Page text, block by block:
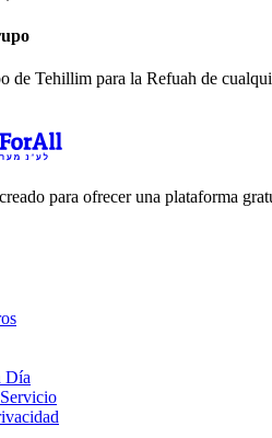
de Tehillim para la Refuah de
para ofrecer una plataforma
Día